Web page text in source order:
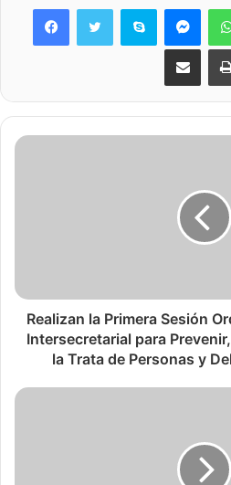
Skype
Share via Email
Realizan la Primera Sesión
Intersecretarial para
la Trata de Personas y